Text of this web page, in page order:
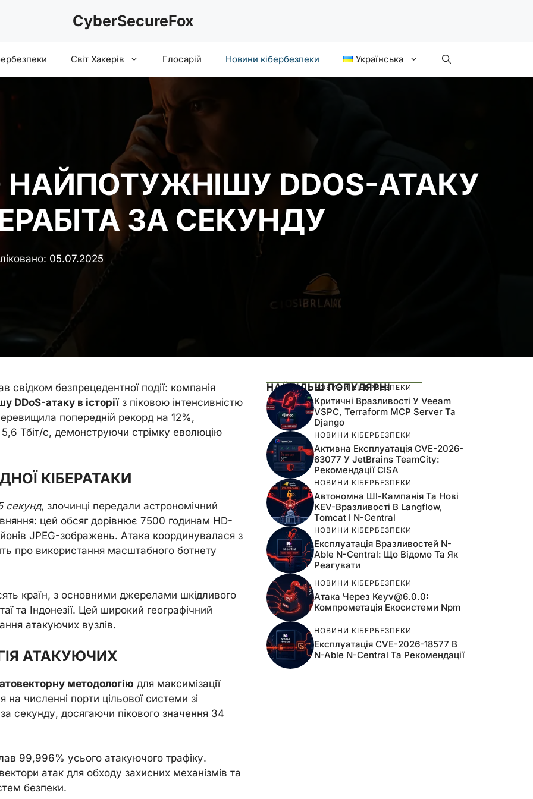
CyberSecureFox
Світ Хакерів Глосарій Новини кібербезпеки Українська
DDOS-АТАКУ
ЗА СЕКУНДУ
05.07.2025
свідком безпрецедентної події: компанія
DDoS-атаку в історіїз піковою інтенсивністю
попередній рекорд на 12%,
5,6 Тбіт/с, демонструючи стрімку еволюцію
КІБЕРАТАКИ
секунд, злочинці передали астрономічний
цей обсяг дорівнює 7500 годинам HD-
JPEG-зображень. Атака координувалася з
про використання масштабного ботнету
країн, з основними джерелами шкідливого
та Індонезії. Цей широкий географічний
атакуючих вузлів.
АТАКУЮЧИХ
методологію для максимізації
численні порти цільової системи зі
секунду, досягаючи пікового значення 34
99,996% усього атакуючого трафіку.
атак для обходу захисних механізмів та
безпеки.
НАЙБІЛЬШ ПОПУЛЯРНІ
НОВИНИ КІБЕРБЕЗПЕКИ
Критичні Вразливості У Veeam
VSPC, Terraform MCP Server Та
Django
НОВИНИ КІБЕРБЕЗПЕКИ
Активна Експлуатація CVE-2026-
63077 У JetBrains TeamCity:
Рекомендації CISA
НОВИНИ КІБЕРБЕЗПЕКИ
Автономна ШІ-Кампанія Та Нові
KEV-Вразливості В Langflow,
Tomcat І N-Central
НОВИНИ КІБЕРБЕЗПЕКИ
Експлуатація Вразливостей N-
Able N-Central: Що Відомо Та Як
Реагувати
НОВИНИ КІБЕРБЕЗПЕКИ
Атака Через Keyv@6.0.0:
Компрометація Екосистеми Npm
НОВИНИ КІБЕРБЕЗПЕКИ
Експлуатація CVE-2026-18577 В
N-Able N-Central Та Рекомендації